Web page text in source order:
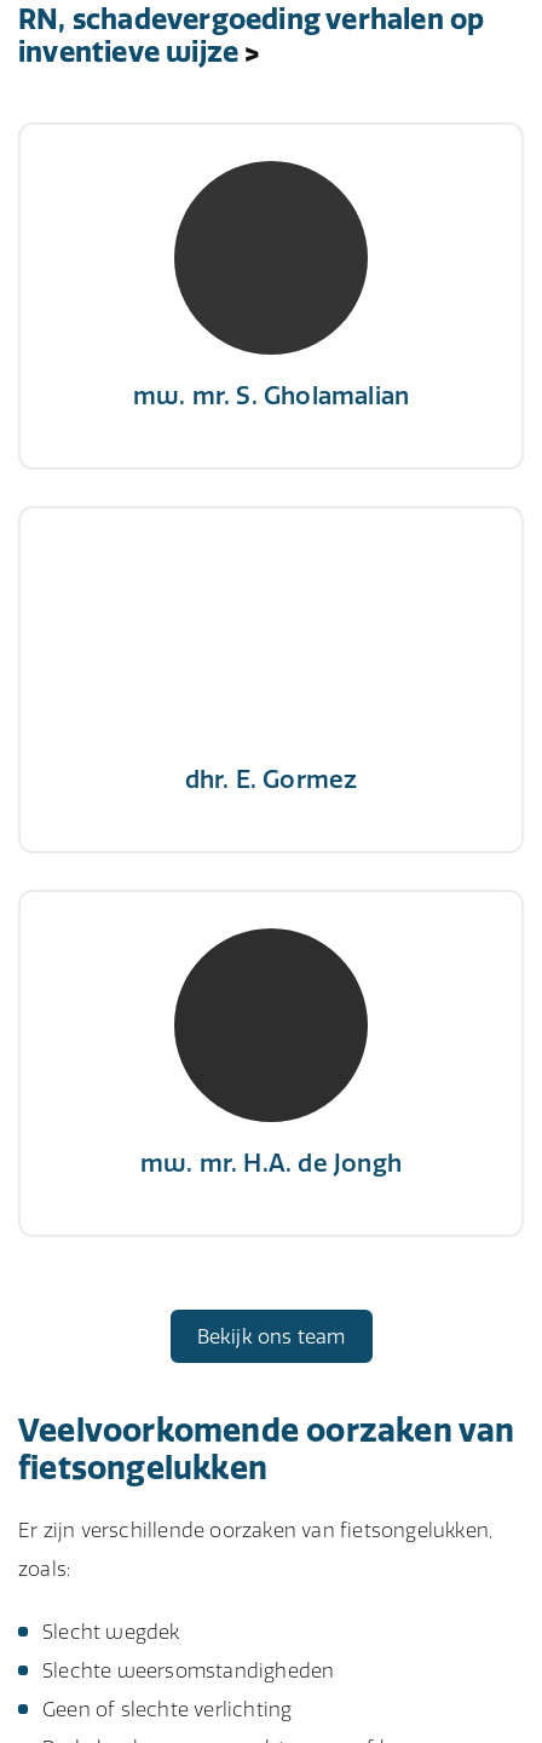
RN, schadevergoeding verhalen op
inventieve wijze >
mw. mr. S. Gholamalian
mw. mr. S. Gholamalian
NIVRE Register-Expert
“Als je de richting van de wind niet kunt
veranderen, verander dan de stand van je
dhr. E. Gormez
mw. mr. H.A. de Jongh
mw. mr. H.A. de Jongh
NIVRE Register-Expert
"There is no elevator to succes, you need to
Bekijk ons team
Veelvoorkomende oorzaken van
fietsongelukken
Er zijn verschillende oorzaken van fietsongelukken,
zoals:
Slecht wegdek
Slechte weersomstandigheden
Geen of slechte verlichting